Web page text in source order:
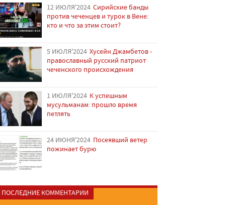
12 ИЮЛЯ'2024 Сирийские банды
против чеченцев и турок в Вене:
кто и что за этим стоит?
5 ИЮЛЯ'2024 Хусейн Джамбетов -
православный русский патриот
чеченского происхождения
1 ИЮЛЯ'2024 К успешным
мусульманам: прошло время
петлять
24 ИЮНЯ'2024 Посеявший ветер
пожинает бурю
ПОСЛЕДНИЕ КОММЕНТАРИИ